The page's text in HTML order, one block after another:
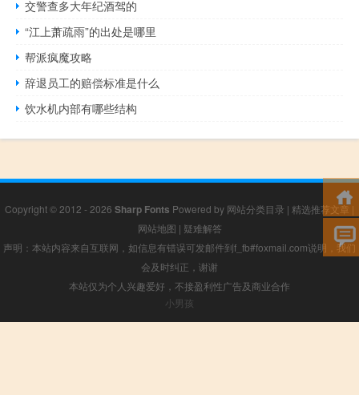
交警查多大年纪酒驾的
“江上萧疏雨”的出处是哪里
帮派疯魔攻略
辞退员工的赔偿标准是什么
饮水机内部有哪些结构
Copyright © 2012 - 2026 Sharp Fonts Powered by 网站分类目录 | 精选推荐文章|
网站地图 | 疑难解答
声明：本站内容来自互联网，如信息有错误可发邮件到f_fb#foxmail.com说明，我们
会及时纠正，谢谢
本站仅为个人兴趣爱好，不接盈利性广告及商业合作
小男孩